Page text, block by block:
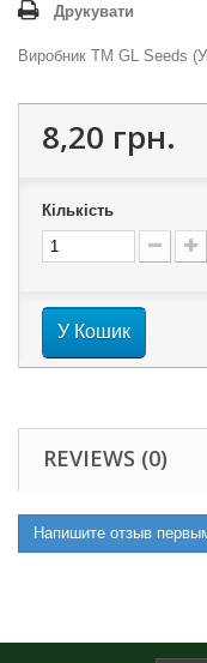
Друкувати
Виробник ТМ GL Seeds
8,20 грн.
Кількість
У Кошик
REVIEWS (0)
Напишите отзыв